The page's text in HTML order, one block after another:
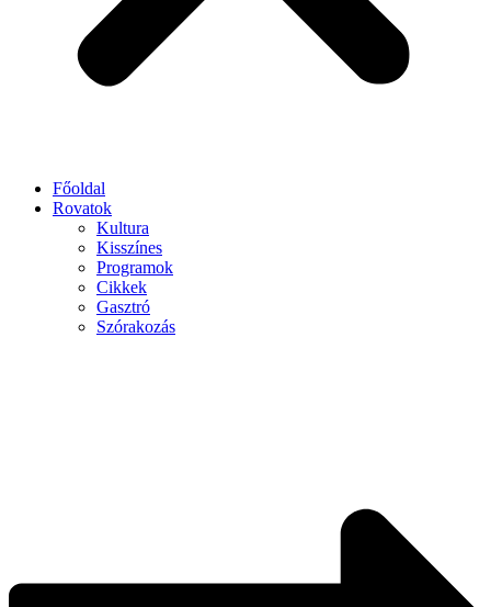
Főoldal
Rovatok
Kultura
Kisszínes
Programok
Cikkek
Gasztró
Szórakozás